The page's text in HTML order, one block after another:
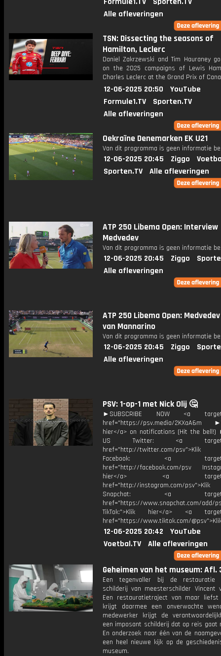
Alle afleveringen
TSN: Dissecting the seasons of
Hamilton, Leclerc
Daniel Zakrzewski and Tim Hauraney
on the 2025 campaigns of Lewis
Charles Leclerc at the Grand Prix of
12-06-2025 20:50
YouTube
Formule1.TV
Sporten.TV
Alle afleveringen
Oekraïne Denemarken EK U21
Van dit programma is geen informatie
12-06-2025 20:45 Ziggo
Sporten.TV
Alle afleveringen
ATP 250 Libema Open: Interview
Medvedev
Van dit programma is geen informatie
12-06-2025 20:45 Ziggo
Alle afleveringen
ATP 250 Libema Open:
van Mannarino
Van dit programma is geen informatie
12-06-2025 20:45 Ziggo
Alle afleveringen
PSV: 1-op-1 met Nick Olij 🤔
►SUBSCRIBE NOW <a
href="https://psv.media/2KXaA6m
hier</a> on notifications (Hit the bell!)
US Twitter: <a
href="http://twitter.com/psv">Klik
Facebook: <a
href="http://facebook.com/psv
hier</a> <a
href="http://instagram.com/
Snapchat: <a
href="https://www.snapchat.com/add/
TikTok:">Klik hier</a> <a
href="https://www.tiktok.com/
12-06-2025 20:42
YouTube
Voetbal.TV
Alle afleveringen
Geheimen van het museum: Afl.
Een tegenvaller bij de restauratie
schilderij van meesterschilder Vincent
Een restauratietraject van maar
krijgt daarmee een onverwachte
medewerker krijgt de
een imposant schilderij dat op reis gaat
En onderzoek naar één van de
een heel nieuwe kijk op de
museum.